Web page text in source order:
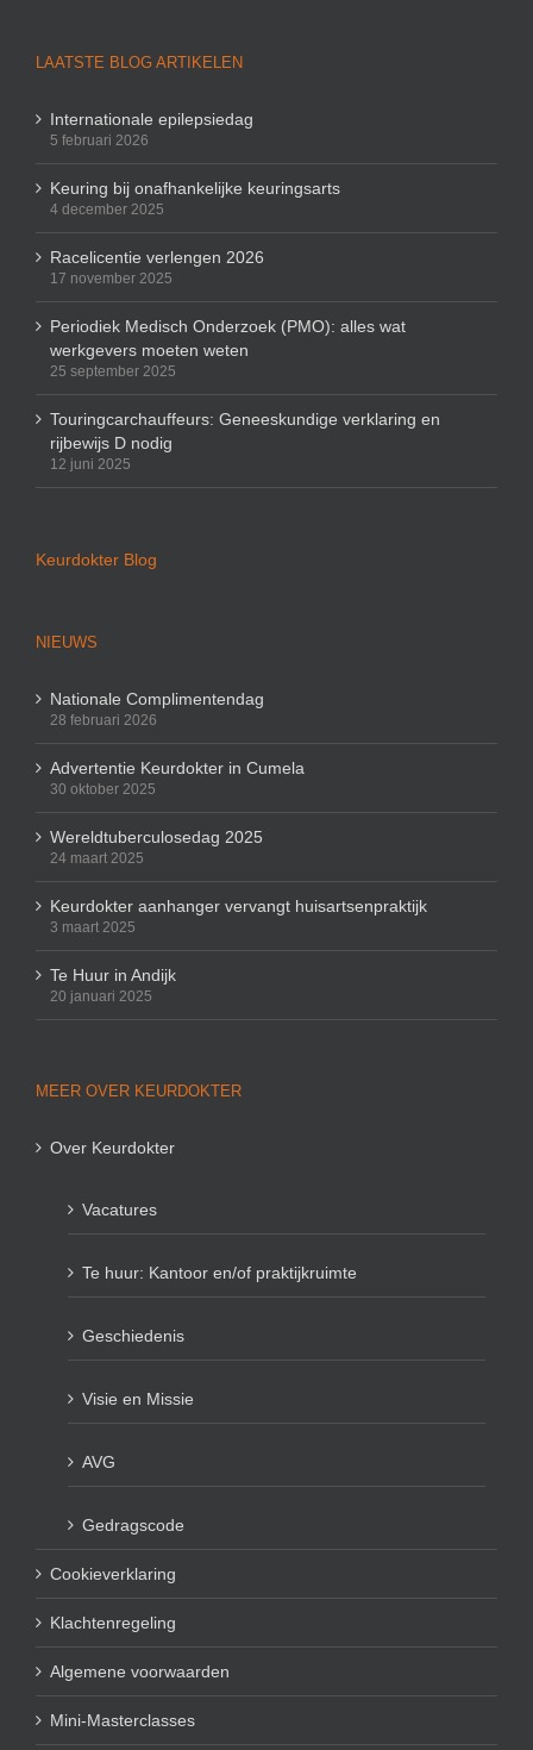
LAATSTE BLOG ARTIKELEN
Internationale epilepsiedag
5 februari 2026
Keuring bij onafhankelijke keuringsarts
4 december 2025
Racelicentie verlengen 2026
17 november 2025
Periodiek Medisch Onderzoek (PMO): alles wat
werkgevers moeten weten
25 september 2025
Touringcarchauffeurs: Geneeskundige verklaring en
rijbewijs D nodig
12 juni 2025
Keurdokter Blog
NIEUWS
Nationale Complimentendag
28 februari 2026
Advertentie Keurdokter in Cumela
30 oktober 2025
Wereldtuberculosedag 2025
24 maart 2025
Keurdokter aanhanger vervangt huisartsenpraktijk
3 maart 2025
Te Huur in Andijk
20 januari 2025
MEER OVER KEURDOKTER
Over Keurdokter
Vacatures
Te huur: Kantoor en/of praktijkruimte
Geschiedenis
Visie en Missie
AVG
Gedragscode
Cookieverklaring
Klachtenregeling
Algemene voorwaarden
Mini-Masterclasses